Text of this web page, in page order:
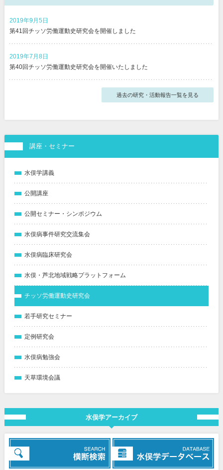
2019年9月5日
第41回チッソ労働運動史研究会を開催しました
2019年7月8日
第40回チッソ労働運動史研究会を開催いたしました
過去の研究・活動報告一覧を見る
講座・セミナー
水俣学講義
公開講座
公開セミナー・シンポジウム
水俣病事件研究交流集会
水俣病臨床研究会
水俣・芦北地域戦略プラットフォーム
チッソ労働運動史研究会
若手研究セミナー
定例研究会
水俣病勉強会
天草環境会議
水俣学アーカイブ